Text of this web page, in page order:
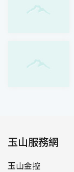
玉山服務網
玉山金控